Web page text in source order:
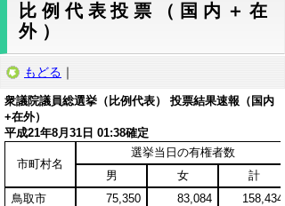
比例代表投票（国内＋在
外）
もどる ｜
衆議院議員総選挙（比例代表） 投票結果速報（国内
+在外）
平成21年8月31日 01:38確定
市町村名
選挙当日の有権者数
男
女
計
鳥取市
75,350 83,084
158,434